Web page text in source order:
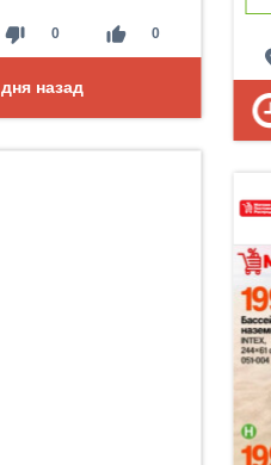
thumb_down 0 thumb_up 0
дня назад